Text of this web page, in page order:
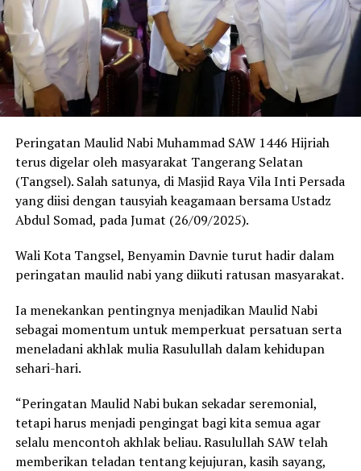
Peringatan Maulid Nabi Muhammad SAW 1446 Hijriah
terus digelar oleh masyarakat Tangerang Selatan
(Tangsel). Salah satunya, di Masjid Raya Vila Inti Persada
yang diisi dengan tausyiah keagamaan bersama Ustadz
Abdul Somad, pada Jumat (26/09/2025).
Wali Kota Tangsel, Benyamin Davnie turut hadir dalam
peringatan maulid nabi yang diikuti ratusan masyarakat.
Ia menekankan pentingnya menjadikan Maulid Nabi
sebagai momentum untuk memperkuat persatuan serta
meneladani akhlak mulia Rasulullah dalam kehidupan
sehari-hari.
“Peringatan Maulid Nabi bukan sekadar seremonial,
tetapi harus menjadi pengingat bagi kita semua agar
selalu mencontoh akhlak beliau. Rasulullah SAW telah
memberikan teladan tentang kejujuran, kasih sayang,